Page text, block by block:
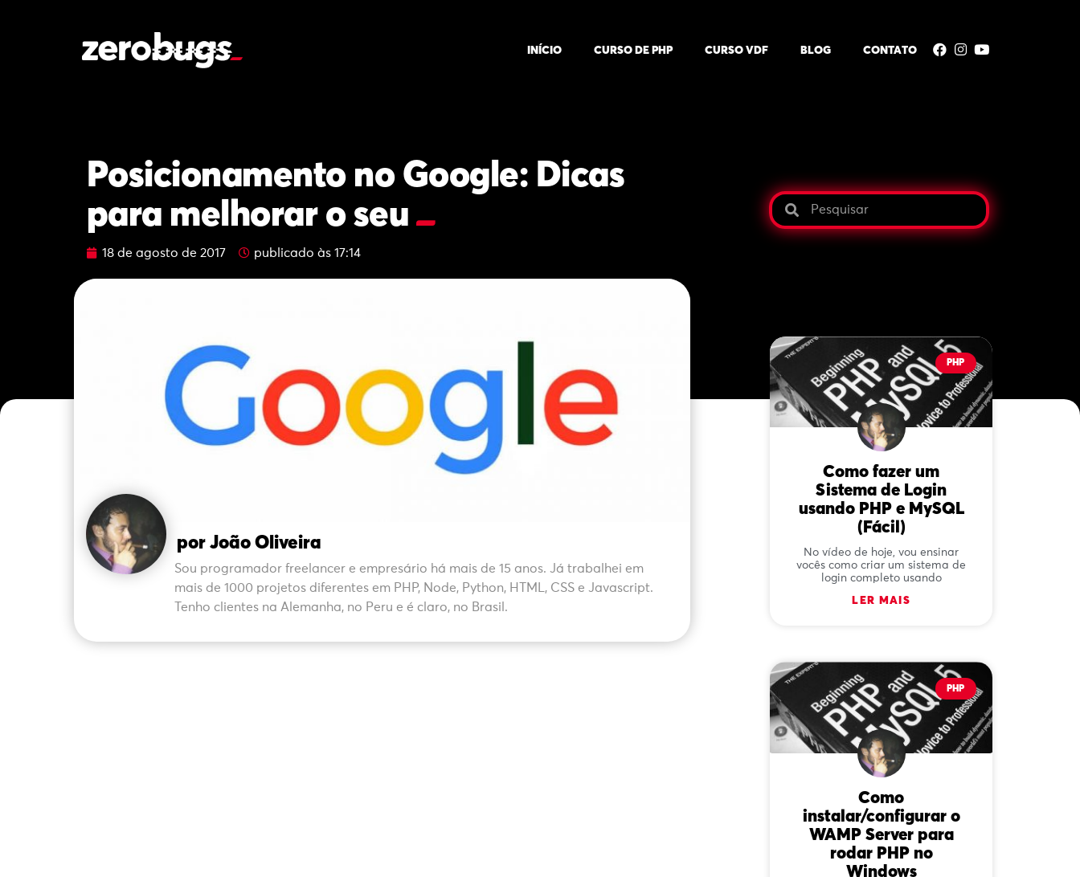
INÍCIO CURSO DE PHP CURSO VDF BLOG CONTATO
Posicionamento no Google: Dicas
para melhorar o seu _
18 de agosto de 2017 publicado às17:14
por João Oliveira
Sou programador freelancer e empresário há mais de 15 anos. Já trabalhei em
mais de 1000 projetos diferentes em PHP, Node, Python, HTML, CSS e Javascript.
Tenho clientes na Alemanha, no Peru e é claro, no Brasil.
PHP
Como fazer um
Sistema de Login
usando PHP e MySQL
(Fácil)
No vídeo de hoje, vou ensinar
vocês como criar um sistema de
login completo usando
LER MAIS
PHP
Como
instalar/configurar o
WAMP Server para
rodar PHP no
Windows